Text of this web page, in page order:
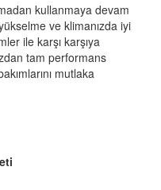
kullanmaya devam
ve klimanızda iyi
ile karşı karşıya
tam performans
mutlaka